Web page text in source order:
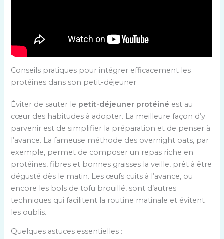
Conseils pratiques pour intégrer efficacement les
protéines dans son petit-déjeuner
Éviter de sauter le petit-déjeuner protéiné est au
cœur des habitudes à adopter. La meilleure façon d’y
parvenir est de simplifier la préparation et de penser à
l’avance. La fameuse méthode des overnight oats, par
exemple, permet de composer un repas riche en
protéines, fibres et bonnes graisses la veille, prêt à être
dégusté dès le matin. Les œufs cuits à l’avance, ou
encore les bols de tofu brouillé, sont d’autres
techniques qui facilitent la routine matinale et évitent
les oublis.
Quelques astuces essentielles :